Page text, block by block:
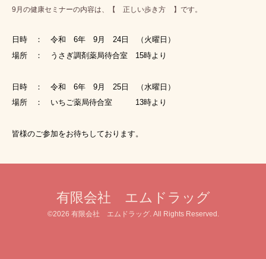
9月の健康セミナーの内容は、【 正しい歩き方 】です。
日時 ： 令和 6年 9月 24日 （火曜日）
場所 ： うさぎ調剤薬局待合室 15時より
日時 ： 令和 6年 9月 25日 （水曜日）
場所 ： いちご薬局待合室 13時より
皆様のご参加をお待ちしております。
有限会社 エムドラッグ
©2026 有限会社 エムドラッグ. All Rights Reserved.